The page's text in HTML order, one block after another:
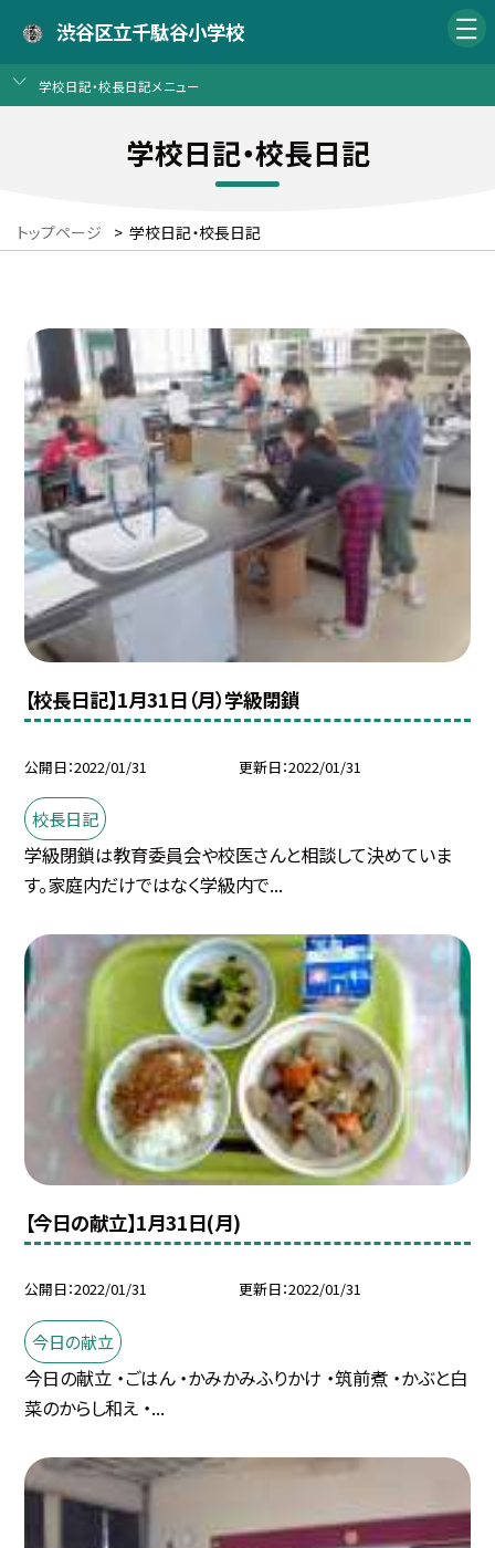
渋谷区立千駄谷小学校
学校日記・校長日記メニュー
学校日記・校長日記
トップページ > 学校日記・校長日記
【校長日記】1月31日（月）学級閉鎖
公開日 2022/01/31 更新日 2022/01/31
校長日記
学級閉鎖は教育委員会や校医さんと相談して決めていま
す。家庭内だけではなく学級内で...
【今日の献立】1月31日(月)
公開日 2022/01/31 更新日 2022/01/31
今日の献立
今日の献立 ・ごはん ・かみかみふりかけ ・筑前煮 ・かぶと白
菜のからし和え ・...